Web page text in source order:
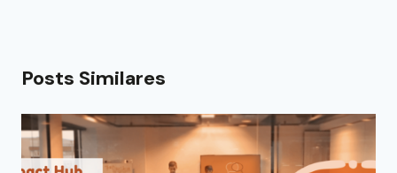
Posts Similares